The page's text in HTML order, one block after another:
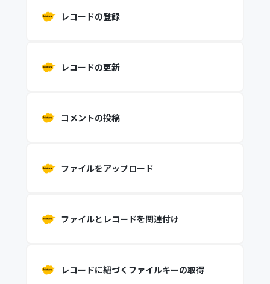
レコードの登録
レコードの更新
コメントの投稿
ファイルをアップロード
ファイルとレコードを関連付け
レコードに紐づくファイルキーの取得